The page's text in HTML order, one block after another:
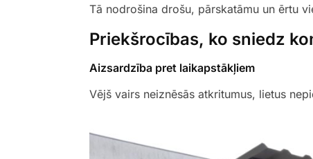
Tā nodrošina drošu, pārskatāmu un ērtu
Priekšrocības, ko sniedz
Aizsardzība pret laikapstākļiem
Vējš vairs neiznēsās atkritumus, lietus